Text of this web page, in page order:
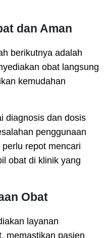
dan Aman
berikutnya adalah
obat langsung
kemudahan
diagnosis dan dosis
penggunaan
repot mencari
obat di klinik yang
Obat
layanan
memastikan pasien